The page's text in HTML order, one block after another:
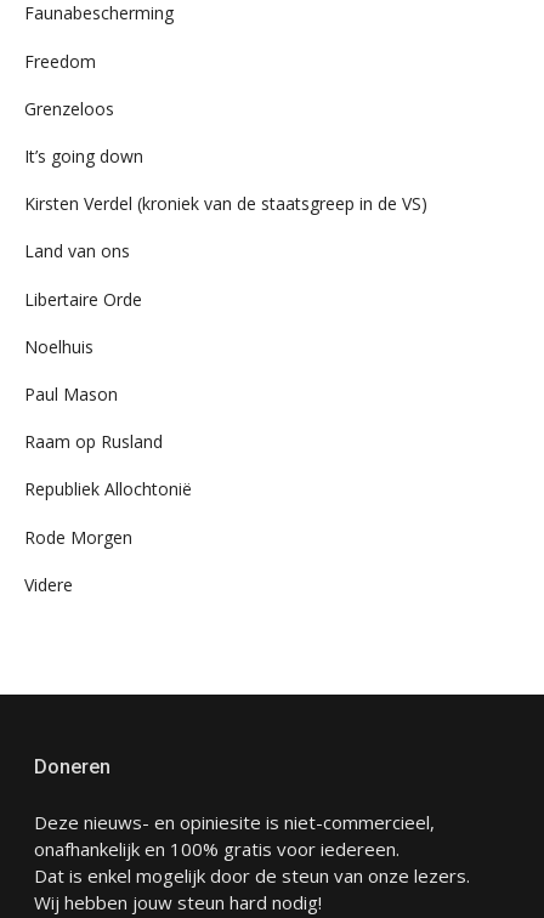
Faunabescherming
Freedom
Grenzeloos
It’s going down
Kirsten Verdel (kroniek van de staatsgreep in de VS)
Land van ons
Libertaire Orde
Noelhuis
Paul Mason
Raam op Rusland
Republiek Allochtonië
Rode Morgen
Videre
Doneren
Deze nieuws- en opiniesite is niet-commercieel,
onafhankelijk en 100% gratis voor iedereen.
Dat is enkel mogelijk door de steun van onze lezers.
Wij hebben jouw steun hard nodig!